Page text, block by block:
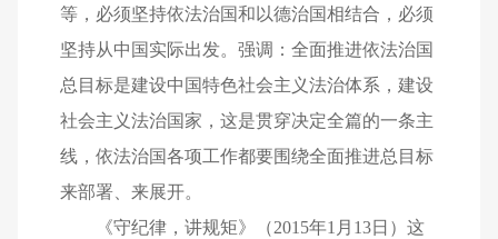
等，必须坚持依法治国和以德治国相结合，必须
坚持从中国实际出发。强调：全面推进依法治国
总目标是建设中国特色社会主义法治体系，建设
社会主义法治国家，这是贯穿决定全篇的一条主
线，依法治国各项工作都要围绕全面推进总目标
来部署、来展开。
《守纪律，讲规矩》（2015年1月13日）这